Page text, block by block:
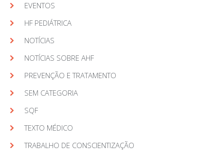
EVENTOS
HF PEDIÁTRICA
NOTÍCIAS
NOTÍCIAS SOBRE AHF
PREVENÇÃO E TRATAMENTO
SEM CATEGORIA
SQF
TEXTO MÉDICO
TRABALHO DE CONSCIENTIZAÇÃO